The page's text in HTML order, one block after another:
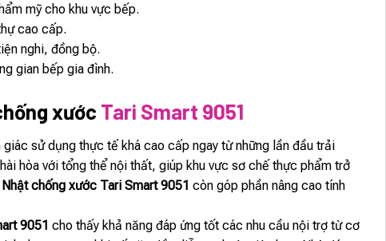
mỹ cho khu vực bếp.
cao cấp.
nghi, đồng bộ.
gian bếp gia đình.
xướcTari Smart 9051
giác sử dụng thực tế khá cao cấp ngay từ những lần đầu trải
hòa với tổng thể nội thất, giúp khu vực sơ chế thực phẩm trở
chống xước Tari Smart 9051 còn góp phần nâng cao tính
9051 cho thấy khả năng đáp ứng tốt các nhu cầu nội trợ từ cơ